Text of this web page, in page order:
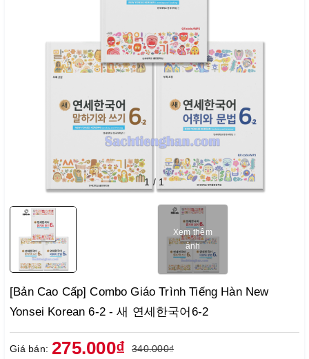
1 / 1
Xem thêm
ảnh
[Bản Cao Cấp] Combo Giáo Trình Tiếng Hàn New
Yonsei Korean 6-2 - 새 연세한국어6-2
Giá bán: 275.000₫
340.000₫